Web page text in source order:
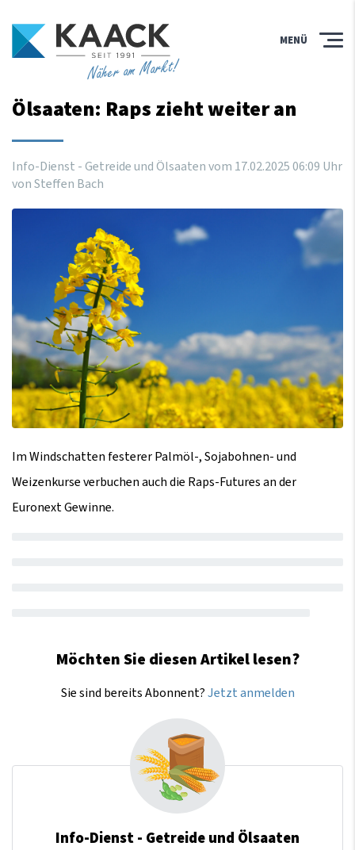
Näher am Markt!
MENÜ
Ölsaaten: Raps zieht weiter an
Info-Dienst - Getreide und Ölsaaten vom 17.02.202506:09 Uhr
von Steffen Bach
Im Windschatten festerer Palmöl-, Sojabohnen- und
Weizenkurse verbuchen auch die Raps-Futures an der
Euronext Gewinne.
Möchten Sie diesen Artikel lesen?
Sie sind bereits Abonnent?Jetzt anmelden
Info-Dienst - Getreide und Ölsaaten